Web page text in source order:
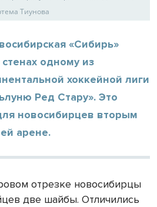
Тиунова
«Сибирь»
одному из
хоккейной лиги
Ред Стару». Это
новосибирцев вторым
арене.
отрезке новосибирцы
две шайбы. Отличились